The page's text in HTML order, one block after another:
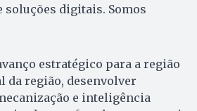
soluções digitais. Somos
estratégico para a região
da região, desenvolver
e inteligência